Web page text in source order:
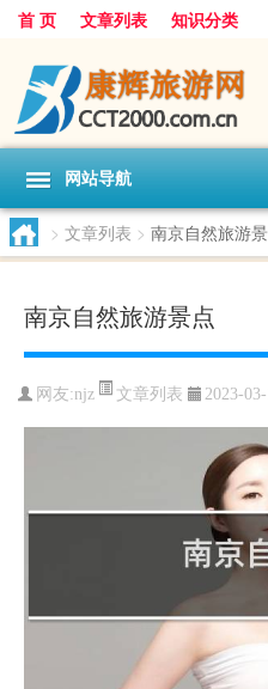
首 页 文章列表 知识分类
网站导航
> 文章列表 > 南京自然旅游
南京自然旅游景点
网友:njz 文章列表 2023-